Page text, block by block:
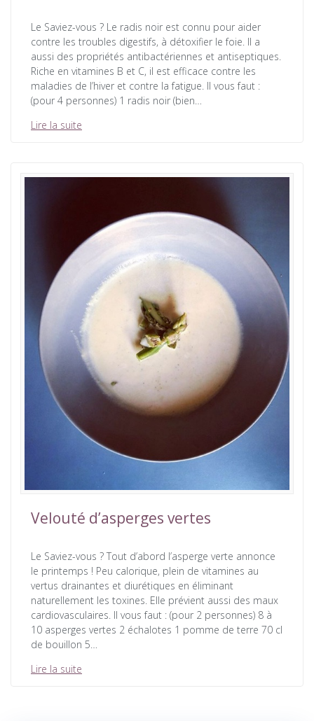
Le Saviez-vous ? Le radis noir est connu pour aider
contre les troubles digestifs, à détoxifier le foie. Il a
aussi des propriétés antibactériennes et antiseptiques.
Riche en vitamines B et C, il est efficace contre les
maladies de l’hiver et contre la fatigue. Il vous faut :
(pour 4 personnes) 1 radis noir (bien…
Lire la suite
Velouté d’asperges vertes
Le Saviez-vous ? Tout d’abord l’asperge verte annonce
le printemps ! Peu calorique, plein de vitamines au
vertus drainantes et diurétiques en éliminant
naturellement les toxines. Elle prévient aussi des maux
cardiovasculaires. Il vous faut : (pour 2 personnes) 8 à
10 asperges vertes 2 échalotes 1 pomme de terre 70 cl
de bouillon 5…
Lire la suite